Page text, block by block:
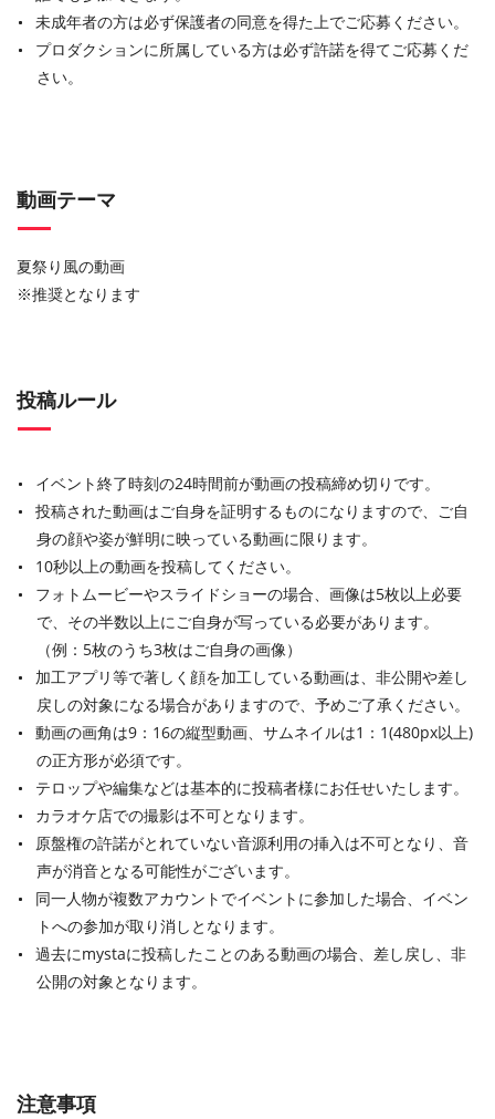
未成年者の方は必ず保護者の同意を得た上でご応募ください。
プロダクションに所属している方は必ず許諾を得てご応募くだ
さい。
動画テーマ
夏祭り風の動画
※推奨となります
投稿ルール
イベント終了時刻の24時間前が動画の投稿締め切りです。
投稿された動画はご自身を証明するものになりますので、ご自
身の顔や姿が鮮明に映っている動画に限ります。
10秒以上の動画を投稿してください。
フォトムービーやスライドショーの場合、画像は5枚以上必要
で、その半数以上にご自身が写っている必要があります。
（例：5枚のうち3枚はご自身の画像）
加工アプリ等で著しく顔を加工している動画は、非公開や差し
戻しの対象になる場合がありますので、予めご了承ください。
動画の画角は9：16の縦型動画、サムネイルは1：1(480px以上)
の正方形が必須です。
テロップや編集などは基本的に投稿者様にお任せいたします。
カラオケ店での撮影は不可となります。
原盤権の許諾がとれていない音源利用の挿入は不可となり、音
声が消音となる可能性がございます。
同一人物が複数アカウントでイベントに参加した場合、イベン
トへの参加が取り消しとなります。
過去にmystaに投稿したことのある動画の場合、差し戻し、非
公開の対象となります。
注意事項